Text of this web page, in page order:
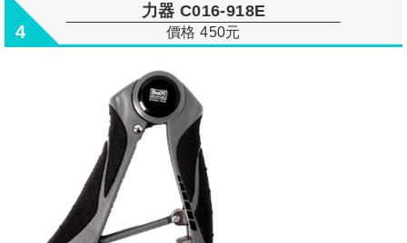
4
力器 C016-918E
價格 450元